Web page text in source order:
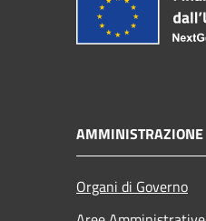
AMMINISTRAZIONE
Organi di Governo